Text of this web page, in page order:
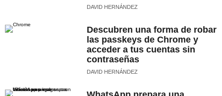
DAVID HERNÁNDEZ
Descubren una forma de robar
las passkeys de Chrome y
acceder a tus cuentas sin
contraseñas
DAVID HERNÁNDEZ